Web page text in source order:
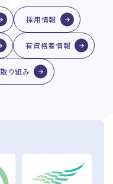
採用情報
有資格者情報
り組み